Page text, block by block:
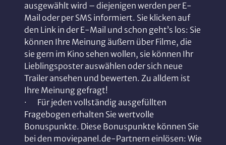
ausgewählt wird – diejenigen werden per E-
Mail oder per SMS informiert. Sie klicken auf
den Link in der E-Mail und schon geht’s los: Sie
können Ihre Meinung äußern über Filme, die
sie gern im Kino sehen wollen, sie können Ihr
Lieblingsposter auswählen oder sich neue
Trailer ansehen und bewerten. Zu alldem ist
Ihre Meinung gefragt!
· Für jeden vollständig ausgefüllten
Fragebogen erhalten Sie wertvolle
Bonuspunkte. Diese Bonuspunkte können Sie
bei den moviepanel.de-Partnern einlösen: Wie